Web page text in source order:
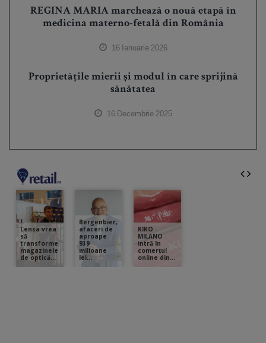
REGINA MARIA marchează o nouă etapă în
medicina materno-fetală din România
16 Ianuarie 2026
Proprietățile mierii și modul în care sprijină
sănătatea
16 Decembrie 2025